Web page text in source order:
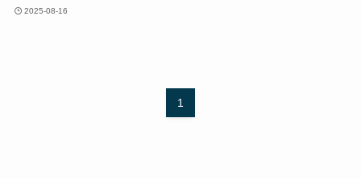
2025-08-16
1